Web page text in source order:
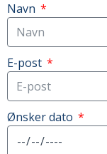
Navn
E-post
Ønsker dato